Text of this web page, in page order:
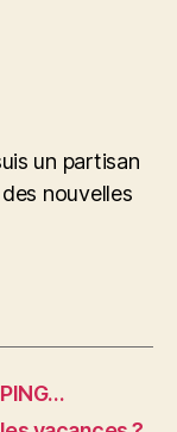
un partisan
nouvelles